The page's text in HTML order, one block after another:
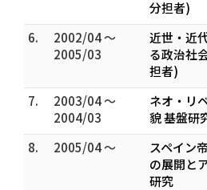
分担者)
6.
2002/04 ～
2005/03
近世・近
る政治社
担者)
7.
2003/04 ～
2004/03
ネオ・リ
貌 基盤研
8.
2005/04 ～
スペイン
の展開と
研究